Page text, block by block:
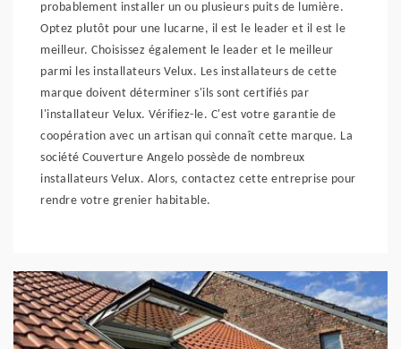
probablement installer un ou plusieurs puits de lumière.
Optez plutôt pour une lucarne, il est le leader et il est le
meilleur. Choisissez également le leader et le meilleur
parmi les installateurs Velux. Les installateurs de cette
marque doivent déterminer s'ils sont certifiés par
l'installateur Velux. Vérifiez-le. C'est votre garantie de
coopération avec un artisan qui connaît cette marque. La
société Couverture Angelo possède de nombreux
installateurs Velux. Alors, contactez cette entreprise pour
rendre votre grenier habitable.